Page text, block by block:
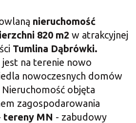
nieruchomość
820 m2 w atrakcyjnej
Tumlina Dąbrówki.
jest na terenie nowo
nowoczesnych domów
objęta
zagospodarowania
tereny MN - zabudowy